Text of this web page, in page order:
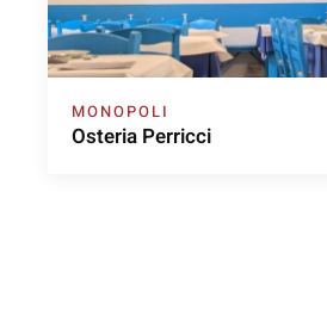
MONOPOLI
Osteria Perricci